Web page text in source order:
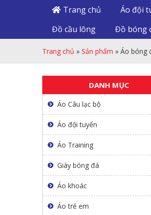
Trang chủ Áo đội
Đồ cầu lông
Đồ bóng
Trang chủ » Sản phẩm » Áo bóng
DANH MỤC
Áo Câu lạc bộ
Áo đội tuyển
Áo Training
Giày bóng đá
Áo khoác
Áo trẻ em